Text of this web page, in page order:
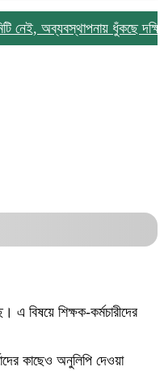
ধুঁকছে দক্ষিণ আইচা
বিষয়ে শিক্ষক-কর্মচারীদের
কাছেও অনুলিপি দেওয়া